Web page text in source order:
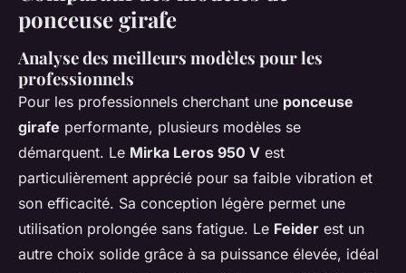
ponceuse girafe
Analyse des meilleurs modèles pour les
professionnels
Pour les professionnels cherchant une ponceuse
girafe performante, plusieurs modèles se
démarquent. Le Mirka Leros 950 V est
particulièrement apprécié pour sa faible vibration et
son efficacité. Sa conception légère permet une
utilisation prolongée sans fatigue. Le Feider est un
autre choix solide grâce à sa puissance élevée, idéal